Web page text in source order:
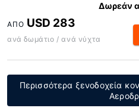
Δωρεάν
ΑΠΌ USD 283
ανά δωμάτιο / ανά νύχτα
Περισσότερα ξενοδοχεία